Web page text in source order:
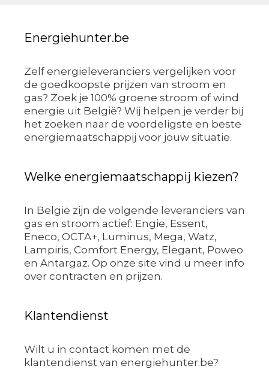
Energiehunter.be
Zelf energieleveranciers vergelijken voor
de goedkoopste prijzen van stroom en
gas? Zoek je 100% groene stroom of wind
energie uit België? Wij helpen je verder bij
het zoeken naar de voordeligste en beste
energiemaatschappij voor jouw situatie.
Welke energiemaatschappij kiezen?
In België zijn de volgende leveranciers van
gas en stroom actief: Engie, Essent,
Eneco, OCTA+, Luminus, Mega, Watz,
Lampiris, Comfort Energy, Elegant, Poweo
en Antargaz. Op onze site vind u meer info
over contracten en prijzen.
Klantendienst
Wilt u in contact komen met de
klantendienst van energiehunter.be?